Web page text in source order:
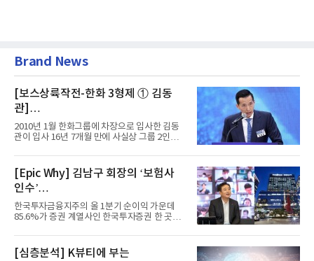
Brand News
[보스상륙작전-한화 3형제 ① 김동
관]
입사 16년 만에 수석부회장 … 경영승
계 ‘초읽기’
2010년 1월 한화그룹에 차장으로 입사한 김동
관이 입사 16년 7개월 만에 사실상 그룹 2인자
[Epic Why] 김남구 회장의 ‘보험사
인수’
발걸음이 신중해진 배경은?
한국투자금융지주의 올 1분기 순이익 가운데
85.6%가 증권 계열사인 한국투자증권 한 곳에
[심층분석] K뷰티에 부는